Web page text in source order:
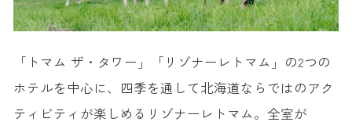
「トマム ザ・タワー」「リゾナーレトマム」の2つの
ホテルを中心に、四季を通して北海道ならではのアク
ティビティが楽しめるリゾナーレトマム。全室が